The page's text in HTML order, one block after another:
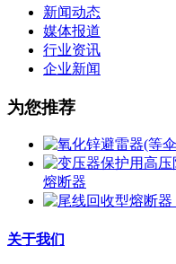
新闻动态
媒体报道
行业资讯
企业新闻
为您推荐
熔断器
关于我们